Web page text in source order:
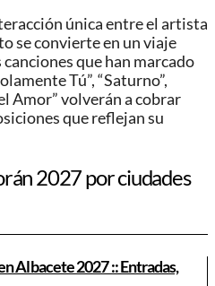
única entre el artista
se convierte en un viaje
que han marcado
Tú”, “Saturno”,
Amor” volverán a cobrar
que reflejan su
2027 por ciudades
Albacete 2027 :: Entradas,